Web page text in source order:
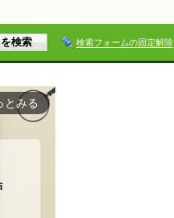
検索フォームの固定解除
とみる